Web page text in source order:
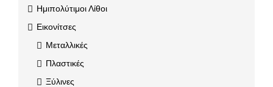
Ημιπολύτιμοι Λίθοι
Εικονίτσες
Μεταλλικές
Πλαστικές
Ξύλινες